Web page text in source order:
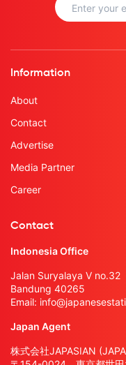
Information
About
Contact
Advertise
Media Partner
Career
Contact
Indonesia Office
Jalan Suryalaya V no.32
Bandung 40265
Email:
Japan Agent
株式会社JAPASIAN